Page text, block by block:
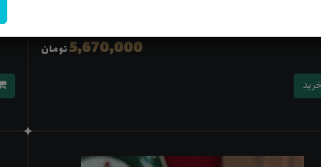
5,670,000تومان